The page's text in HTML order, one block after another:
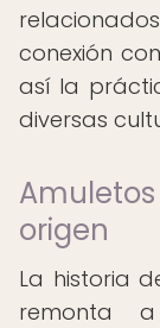
conexión
así la
diversas
origen
La historia
remonta